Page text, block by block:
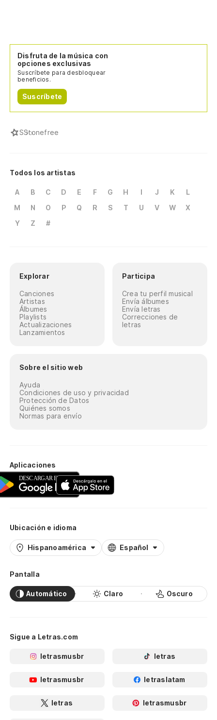
Disfruta de la música con
opciones exclusivas
Suscríbete para desbloquear
beneficios.
Suscríbete
SStonefree
Todos los artistas
A B C D E F G H I J K
L
M
N O P Q R S T U V W
X
Y
Z #
Explorar
Canciones
Artistas
Álbumes
Playlists
Actualizaciones
Lanzamientos
Participa
Crea tu perfil musical
Envía álbumes
Envía letras
Correcciones de
letras
Sobre el sitio web
Ayuda
Condiciones de uso y privacidad
Protección de Datos
Quiénes somos
Normas para envío
Aplicaciones
Ubicación e idioma
Hispanoamérica Español
Pantalla
Automático Claro Oscuro
Sigue a Letras.com
letrasmusbr letras
letrasmusbr letraslatam
letras letrasmusbr